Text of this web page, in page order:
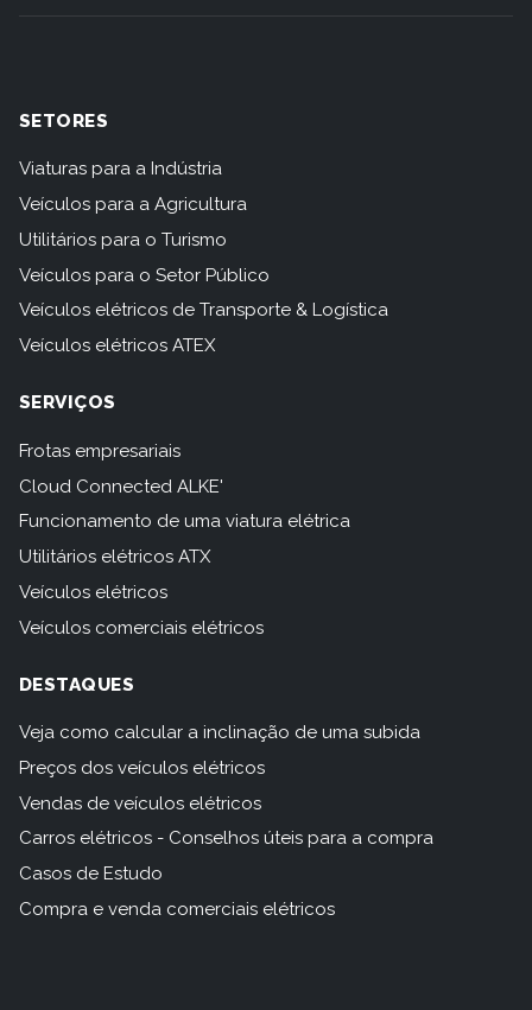
SETORES
Viaturas para a Indústria
Veículos para a Agricultura
Utilitários para o Turismo
Veículos para o Setor Público
Veículos elétricos de Transporte & Logística
Veículos elétricos ATEX
SERVIÇOS
Frotas empresariais
Cloud Connected ALKE'
Funcionamento de uma viatura elétrica
Utilitários elétricos ATX
Veículos elétricos
Veículos comerciais elétricos
DESTAQUES
Veja como calcular a inclinação de uma subida
Preços dos veículos elétricos
Vendas de veículos elétricos
Carros elétricos - Conselhos úteis para a compra
Casos de Estudo
Compra e venda comerciais elétricos